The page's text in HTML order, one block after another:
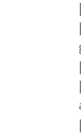
|
|
|
|
|